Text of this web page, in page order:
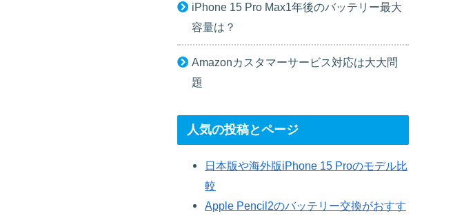
iPhone 15 Pro Max1年後のバッテリー最大
容量は？
Amazonカスタマーサービス対応は大大問
題
人気の投稿とページ
日本版や海外版iPhone 15 Proのモデル比
較
Apple Pencil2のバッテリー交換がおすす